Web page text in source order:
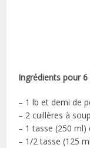
Ingrédients pour
– 1 lb et demi de
– 2 cuillères à
– 1 tasse (250 ml)
– 1/2 tasse (125